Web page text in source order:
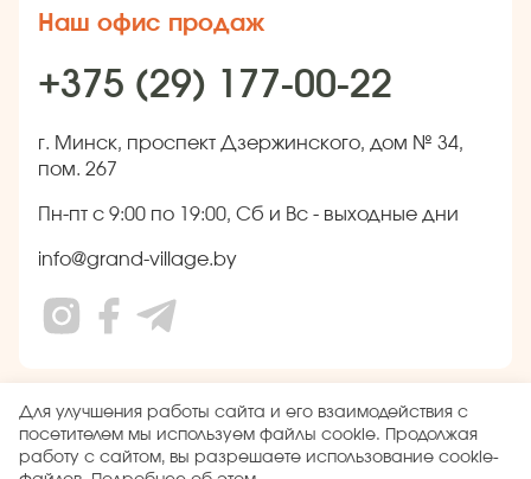
Наш офис продаж
+375 (29) 177-00-22
г. Минск, проспект Дзержинского, дом № 34,
пом. 267
Пн-пт с 9:00 по 19:00, Сб и Вс - выходные дни
info@grand-village.by
Свидетельство о государственной регистрации 691310944
от 01.10.2010
Вся информация на сайте носит исключительно
информационный характер. не является публичной
Для улучшения работы сайта и его взаимодействия с
посетителем мы используем файлы cookie. Продолжая
работу с сайтом, вы разрешаете использование cookie-